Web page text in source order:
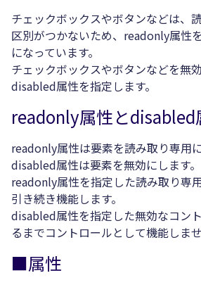
チェックボックスやボタンなどは、
区別がつかないため、readonly属性
になっています。
チェックボックスやボタンなどを無
disabled属性を指定します。
readonly属性とdisabled
readonly属性は要素を読み取り専用
disabled属性は要素を無効にします。
readonly属性を指定した読み取り専
引き続き機能します。
disabled属性を指定した無効なコン
るまでコントロールとして機能しませ
■属性